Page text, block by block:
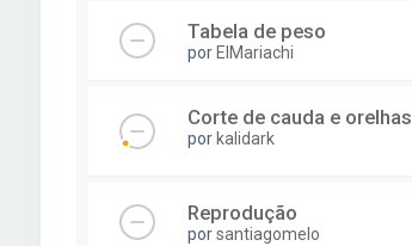
Tabela de peso
por ElMariachi
Corte de cauda e orelhas
por kalidark
Reprodução
porsantiagomelo